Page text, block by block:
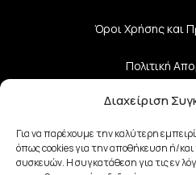
Διαχείριση
Για να παρέχουμε την καλύτερη
όπως cookies για την αποθήκευση ή/
συσκευών. Η συγκατάθεση για τις εν
Όροι Χρήσης και
Πολιτική
Πολιτική
Τρόποι